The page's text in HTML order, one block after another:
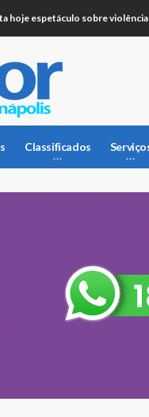
sobre violência
Classificados